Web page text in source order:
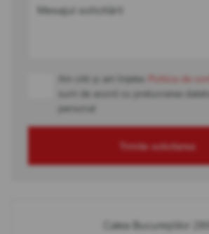
Mesajul solicitării
Am citit și am înțeles Politica de
sunt de acord cu prelucrarea
personal
Trimite solicitarea
Calea Bucureștilor 289